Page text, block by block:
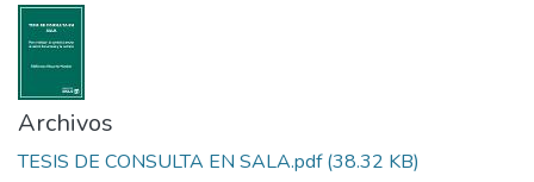
Archivos
TESIS DE CONSULTA EN SALA.pdf(38.32 KB)